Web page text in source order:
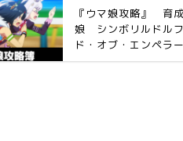
『ウマ娘攻略』 育
娘 シンボリルドル
ド・オブ・エンペラー